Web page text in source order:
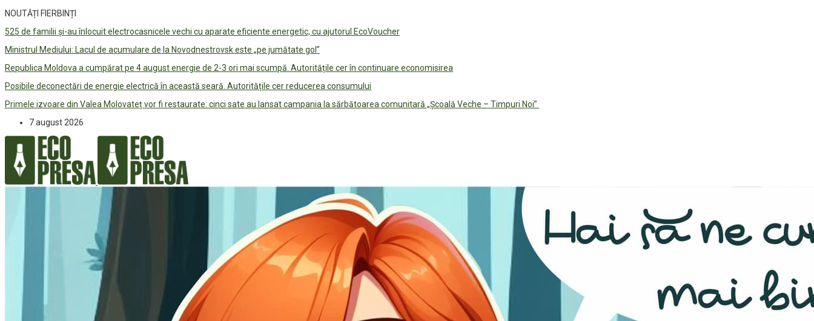
NOUTĂȚI FIERBINȚI
525 de familii și-au înlocuit electrocasnicele vechi cu aparate eficiente energetic, cu ajutorul EcoVoucher
Ministrul Mediului: Lacul de acumulare de la Novodnestrovsk este „pe jumătate gol”
Republica Moldova a cumpărat pe 4 august energie de 2-3 ori mai scumpă. Autoritățile cer în continuare economisirea
Posibile deconectări de energie electrică în această seară. Autoritățile cer reducerea consumului
Primele izvoare din Valea Molovateț vor fi restaurate: cinci sate au lansat campania la sărbătoarea comunitară „Școală Veche – Timpuri Noi”
7 august 2026